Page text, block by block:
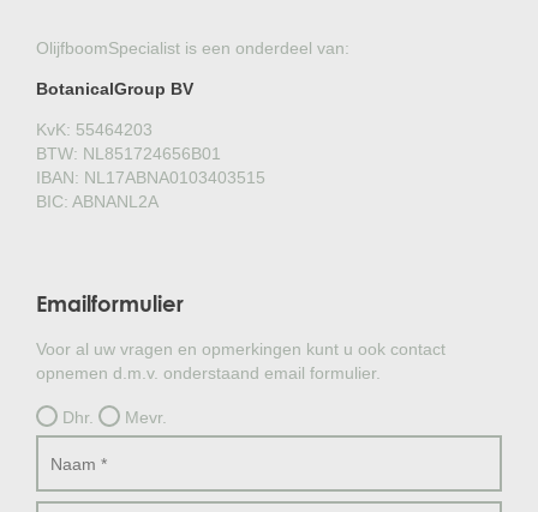
OlijfboomSpecialist is een onderdeel van:
BotanicalGroup BV
KvK: 55464203
BTW: NL851724656B01
IBAN: NL17ABNA0103403515
BIC: ABNANL2A
Emailformulier
Voor al uw vragen en opmerkingen kunt u ook contact
opnemen d.m.v. onderstaand email formulier.
Dhr. Mevr.